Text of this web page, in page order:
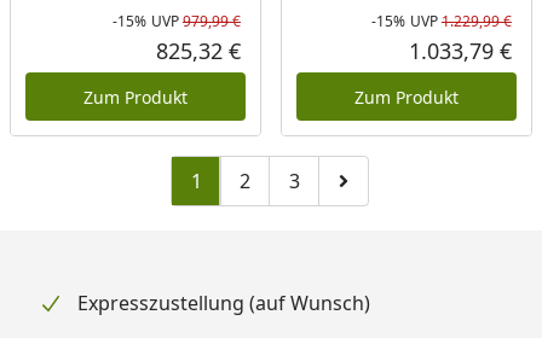
Rabatt in Prozent
-15%
Ursprünglicher Preis
UVP979,99 €
Aktueller Preis
825,32 €
Zum Produkt
-15% UVP1.229,99 €
1.033,79 €
Zum Produkt
1 Zu Seite 2
2 Zu Seite 3
3 Zur nächsten Seite
Expresszustellung (auf Wunsch)